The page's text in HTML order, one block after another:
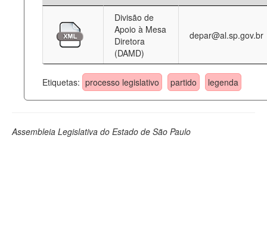
Divisão de
Apoio à Mesa
Diretora
(DAMD)
depar@al.sp.gov.br
Etiquetas: processo legislativo partido legenda
Assembleia Legislativa do Estado de São Paulo